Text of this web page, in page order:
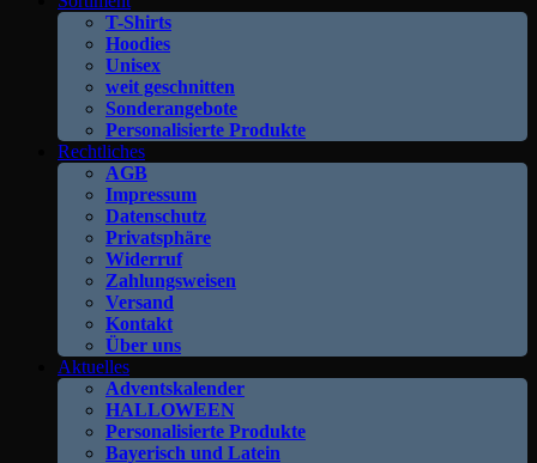
T-Shirts
Hoodies
Unisex
weit geschnitten
Sonderangebote
Personalisierte Produkte
Rechtliches
AGB
Impressum
Datenschutz
Privatsphäre
Widerruf
Zahlungsweisen
Versand
Kontakt
Über uns
Aktuelles
Adventskalender
HALLOWEEN
Personalisierte Produkte
Bayerisch und Latein